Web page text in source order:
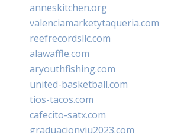
anneskitchen.org
valenciamarketytaqueria.com
reefrecordsllc.com
alawaffle.com
aryouthfishing.com
united-basketball.com
tios-tacos.com
cafecito-satx.com
graduacionviu2023.com